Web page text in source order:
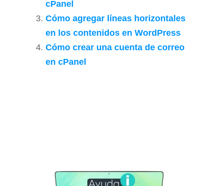
cPanel
Cómo agregar líneas horizontales
en los contenidos en WordPress
Cómo crear una cuenta de correo
en cPanel